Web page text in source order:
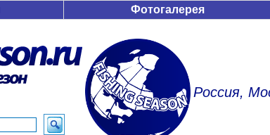
Фотогалерея
Россия,